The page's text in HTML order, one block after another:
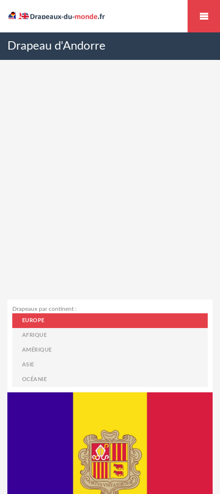
Drapeau d'Andorre
Drapeaux par continent :
EUROPE
AFRIQUE
AMÉRIQUE
ASIE
OCÉANIE